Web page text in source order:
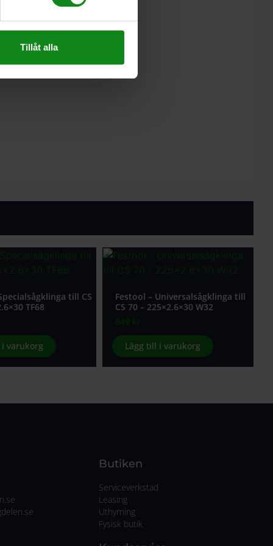
Tillåt alla
till CS
TF68
varukorg
Festool – Universalsågklinga till
CS 70 – 225×2.6×30 W32
849 kr
Lägg till i varukorg
Butiken
Serviceverkstad
Leasing
Uthyrning
Fysisk butik